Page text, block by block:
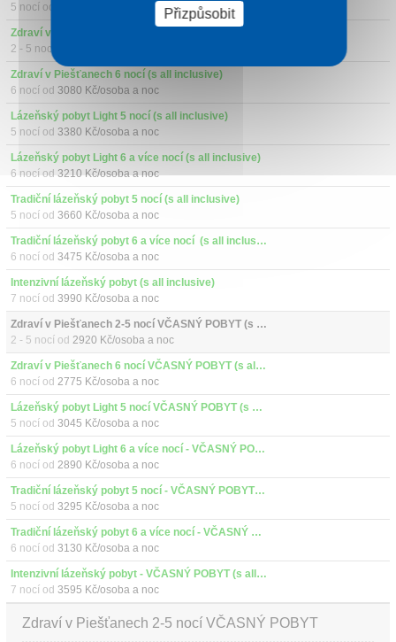
5 nocí od
2518 Kč/osoba a noc
Zdraví v Piešťanech 2-5 nocí (s all inclusive)
2 - 5 nocí od
Zdraví v Piešťanech 6 nocí (s all inclusive)
6 nocí od 3080 Kč/osoba a noc
Lázeňský pobyt Light 5 nocí (s all inclusive)
5 nocí od 3380 Kč/osoba a noc
Lázeňský pobyt Light 6 a více nocí (s all inclusive)
6 nocí od 3210 Kč/osoba a noc
Tradiční lázeňský pobyt 5 nocí (s all inclusive)
5 nocí od 3660 Kč/osoba a noc
Tradiční lázeňský pobyt 6 a více nocí  (s all inclusive)
6 nocí od 3475 Kč/osoba a noc
Intenzivní lázeňský pobyt (s all inclusive)
7 nocí od 3990 Kč/osoba a noc
Zdraví v Piešťanech 2-5 nocí VČASNÝ POBYT (s all inclusive)
2 - 5 nocí od 2920 Kč/osoba a noc
Zdraví v Piešťanech 6 nocí VČASNÝ POBYT (s all inclusive)
6 nocí od 2775 Kč/osoba a noc
Lázeňský pobyt Light 5 nocí VČASNÝ POBYT (s all inclusive)
5 nocí od 3045 Kč/osoba a noc
Lázeňský pobyt Light 6 a více nocí - VČASNÝ POBYT (s all inclusive)
6 nocí od 2890 Kč/osoba a noc
Tradiční lázeňský pobyt 5 nocí - VČASNÝ POBYT (s all inclusive)
5 nocí od 3295 Kč/osoba a noc
Tradiční lázeňský pobyt 6 a více nocí - VČASNÝ POBYT (s all inclusive)
6 nocí od 3130 Kč/osoba a noc
Intenzivní lázeňský pobyt - VČASNÝ POBYT (s all inclusive)
7 nocí od 3595 Kč/osoba a noc
Zdraví v Piešťanech 2-5 nocí VČASNÝ POBYT
Přizpůsobit